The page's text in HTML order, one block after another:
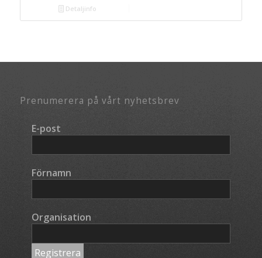
Detaljinfo
Prenumerera på vårt nyhetsbrev
E-post
Förnamn
Organisation